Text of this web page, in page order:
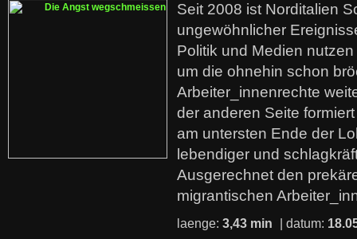
Seit 2008 ist Norditalien
ungewöhnlicher
Politik und Medien
um die ohnehin schon
Arbeiter_innenrechte
der anderen Seite
am untersten Ende der
lebendiger und
Ausgerechnet den
migrantischen
laenge: 3,43 min | datum: